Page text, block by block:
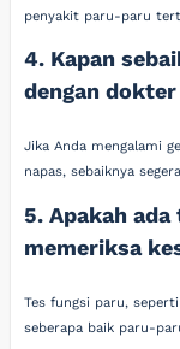
penyakit paru-paru
4. Kapan
dengan
Jika Anda mengalami
napas, sebaiknya
5. Apakah
memeriksa
Tes fungsi paru,
seberapa baik paru-